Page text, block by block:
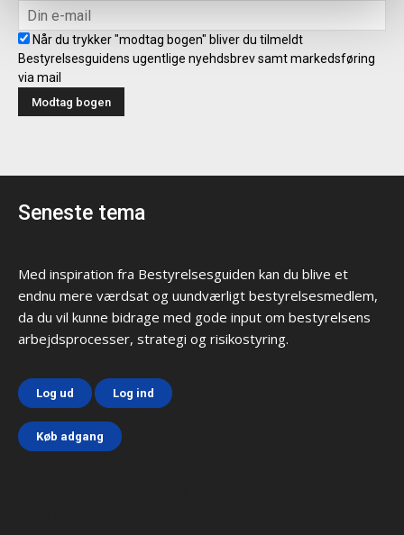
Når du trykker "modtag bogen" bliver du tilmeldt
Bestyrelsesguidens ugentlige nyehdsbrev samt markedsføring
via mail
Seneste tema
Med inspiration fra Bestyrelsesguiden kan du blive et
endnu mere værdsat og uundværligt bestyrelsesmedlem,
da du vil kunne bidrage med gode input om bestyrelsens
arbejdsprocesser, strategi og risikostyring.
Log ud Log ind
Køb adgang